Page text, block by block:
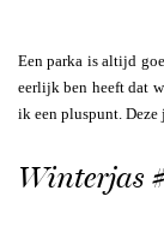
Een parka is altijd
eerlijk ben heeft dat
ik een pluspunt. Deze
Winterjas